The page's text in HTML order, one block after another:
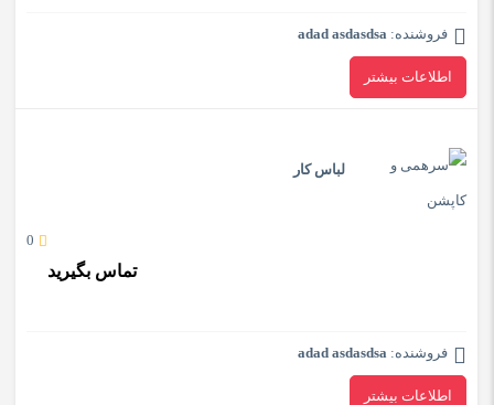
فروشنده: adad asdasdsa
اطلاعات بیشتر
لباس کار
0
تماس بگیرید
فروشنده: adad asdasdsa
اطلاعات بیشتر